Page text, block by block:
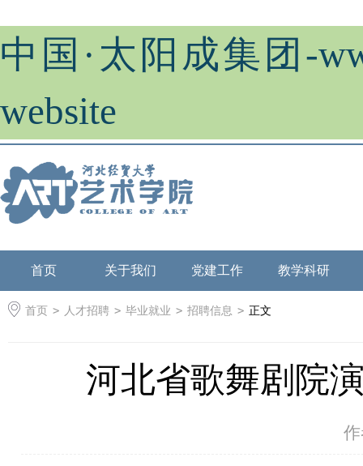
中国·太阳成集团-
website
首页 关于我们 党建工作 教学科研
首页 > 人才招聘 > 毕业就业 > 招聘信息 > 正文
河北省歌舞剧院